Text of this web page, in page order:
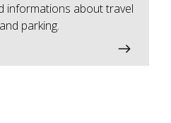
informations about travel
parking.